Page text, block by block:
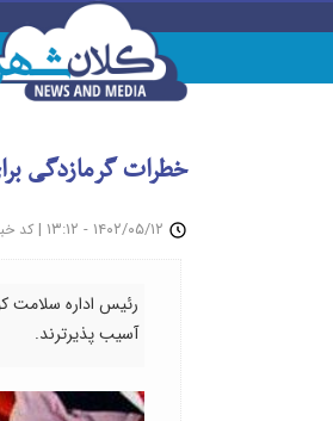
خطرات گرمازدگی برای کودکان زیر ۵ سال/
| کد
آسیب پذیرترند.